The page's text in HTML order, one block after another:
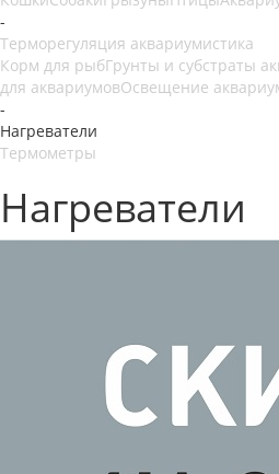
-
Терморегуляция аквариумистика
Корм для рыбГрунты и субстраты
для аквариумовОсвещение
-
Нагреватели
Термометры
Нагреватели